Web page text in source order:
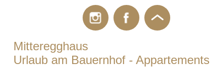
Mitteregghaus
Urlaub am Bauernhof - Appartements